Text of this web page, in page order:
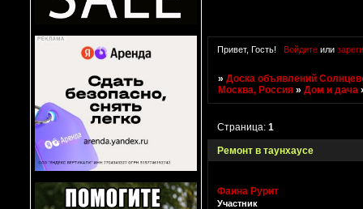
Привет, Гость! Войдитеили
»Доска объявлений
Москва, Россия »Дом и дача
Ремонт в таунхаусе
Страница:1
Фаина Рурит
Участник